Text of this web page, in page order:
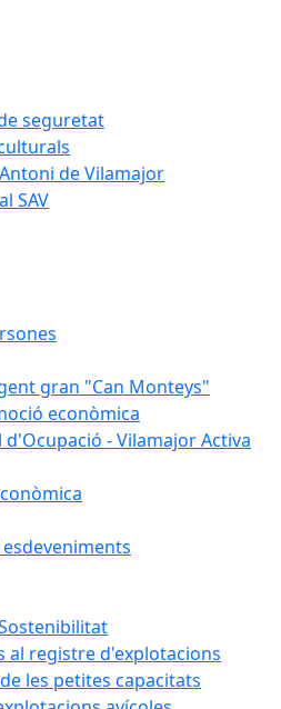
seguretat
de Vilamajor
SAV
gran "Can Monteys"
econòmica
d'Ocupació - Vilamajor Activa
al registre d'explotacions
les petites capacitats